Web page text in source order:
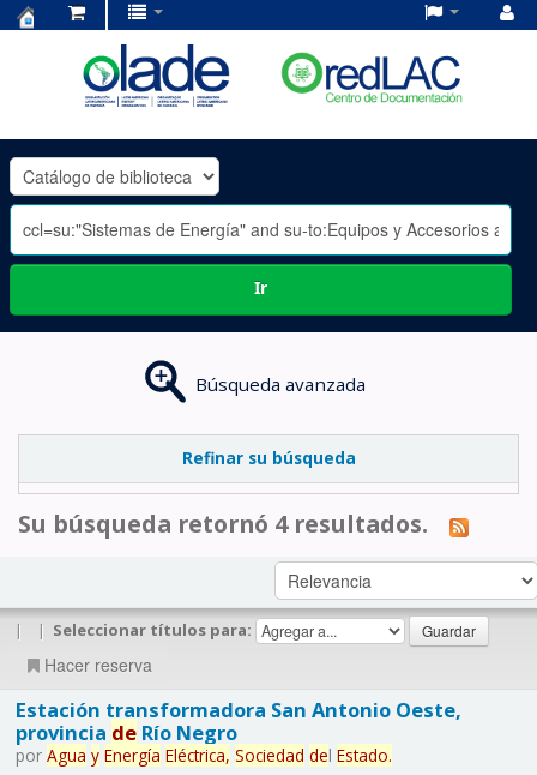
OLADE
-
Ir
Búsqueda avanzada
Refinar su búsqueda
Su búsqueda retornó 4 resultados.
| | Seleccionar títulos para:
Hacer reserva
Estación transformadora San Antonio Oeste,
provincia deRío Negro
por Agua y Energía Eléctrica, Sociedad del Estado.